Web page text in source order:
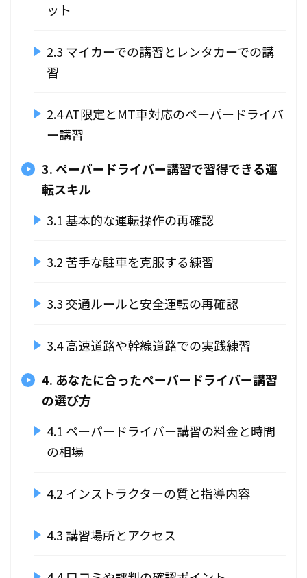
ット
2.3 マイカーでの講習とレンタカーでの講
習
2.4 AT限定とMT車対応のペーパードライバ
ー講習
3. ペーパードライバー講習で習得できる運
転スキル
3.1 基本的な運転操作の再確認
3.2 苦手な駐車を克服する練習
3.3 交通ルールと安全運転の再確認
3.4 高速道路や幹線道路での実践練習
4. あなたに合ったペーパードライバー講習
の選び方
4.1 ペーパードライバー講習の料金と時間
の相場
4.2 インストラクターの質と指導内容
4.3 講習場所とアクセス